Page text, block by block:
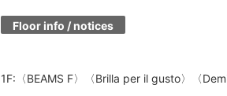
Floor info / notices
1F:〈BEAMS F〉〈Brilla per il gusto〉〈